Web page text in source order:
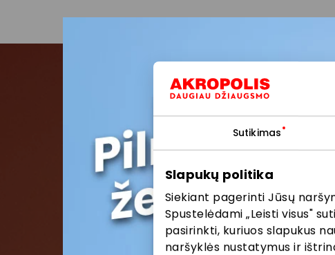
Sutikimas
Slapukų politika
Siekiant pagerinti Jūsų
Spustelėdami „Leisti visus"
pasirinkti, kuriuos slapukus
naršyklės nustatymus ir
Pirmieji